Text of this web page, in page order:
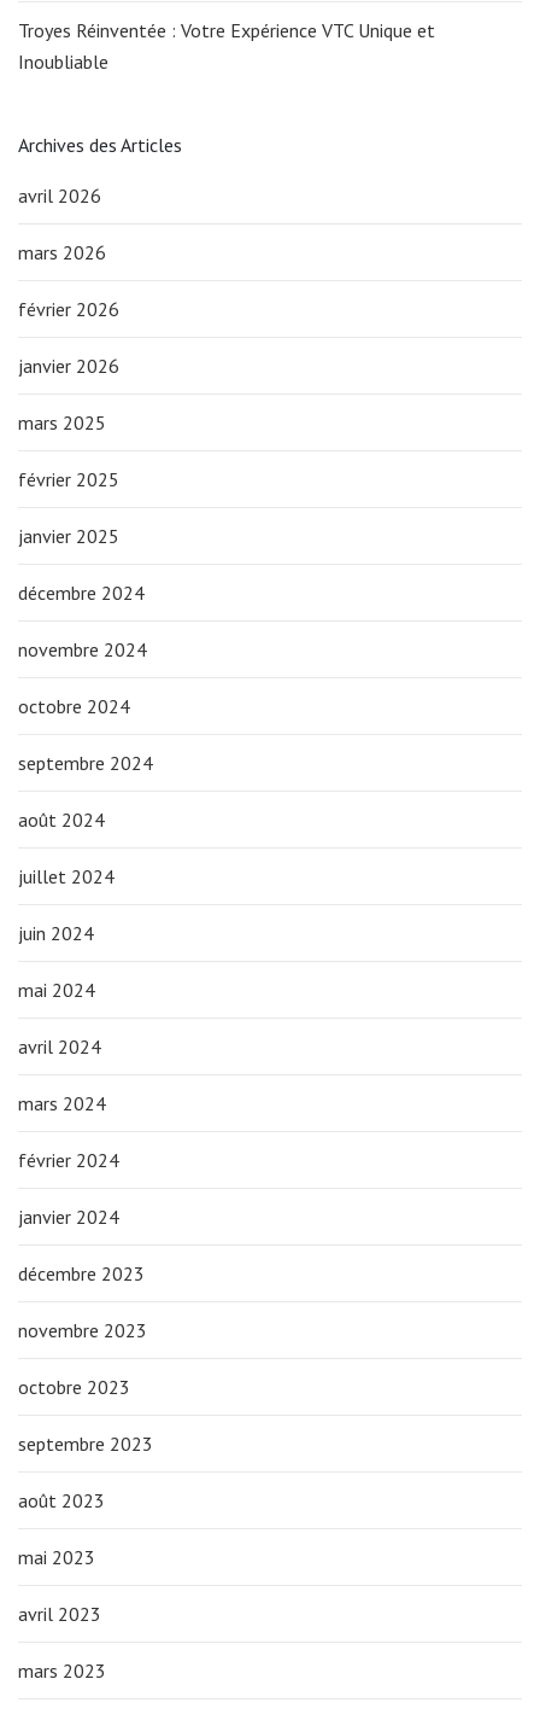
Troyes Réinventée : Votre Expérience VTC Unique et
Inoubliable
Archives des Articles
avril 2026
mars 2026
février 2026
janvier 2026
mars 2025
février 2025
janvier 2025
décembre 2024
novembre 2024
octobre 2024
septembre 2024
août 2024
juillet 2024
juin 2024
mai 2024
avril 2024
mars 2024
février 2024
janvier 2024
décembre 2023
novembre 2023
octobre 2023
septembre 2023
août 2023
mai 2023
avril 2023
mars 2023